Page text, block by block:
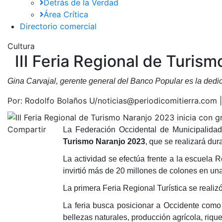
Detrás de la Verdad
Área Crítica
Directorio comercial
Cultura
III Feria Regional de
Gina Carvajal, gerente general del Banco Popular es la
Por: Rodolfo Bolaños U/noticias@periodicomitierra.com
Compartir
La Federación Occidental de
Turismo Naranjo 2023, que se realizará
La actividad se efectúa frente a la escuela
invirtió más de 20 millones de colones en
La primera Feria Regional Turística se
La feria busca posicionar a Occidente
bellezas naturales, producción agrícola,